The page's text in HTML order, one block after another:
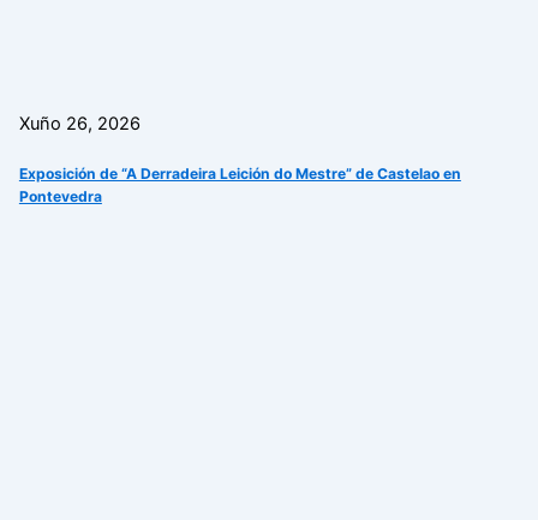
Xuño 26, 2026
Exposición de “A Derradeira Leición do Mestre” de Castelao en
Pontevedra